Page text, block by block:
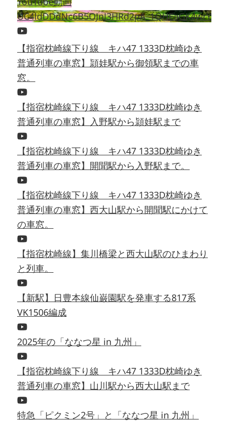
UC4ldDDdNc6B5OJnJ3HRd2pA_1QHEaGK4wrY
【指宿枕崎線下り線 キハ47 1333D枕崎ゆき
普通列車の車窓】頴娃駅から御領駅までの車
窓。
【指宿枕崎線下り線 キハ47 1333D枕崎ゆき
普通列車の車窓】入野駅から頴娃駅まで
【指宿枕崎線下り線 キハ47 1333D枕崎ゆき
普通列車の車窓】開聞駅から入野駅まで。
【指宿枕崎線下り線 キハ47 1333D枕崎ゆき
普通列車の車窓】西大山駅から開聞駅にかけて
の車窓。
【指宿枕崎線】集川橋梁と西大山駅のひまわり
と列車。
【新駅】日豊本線仙巌園駅を発車する817系
VK1506編成
2025年の「ななつ星 in 九州」
【指宿枕崎線下り線 キハ47 1333D枕崎ゆき
普通列車の車窓】山川駅から西大山駅まで
特急「ピクミン2号」と「ななつ星 in 九州」